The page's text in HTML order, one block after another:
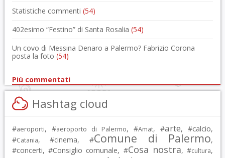
Statistiche commenti (54)
402esimo “Festino” di Santa Rosalia (54)
Un covo di Messina Denaro a Palermo? Fabrizio Corona
posta la foto (54)
Più commentati
Hashtag cloud
#aeroporti, #aeroporto di Palermo, #Amat, #arte, #calcio,
#Catania, #cinema, #Comune di Palermo,
#concerti, #Consiglio comunale, #Cosa nostra, #cultura,